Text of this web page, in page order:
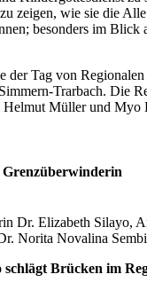
zeigen, wie sie die
besonders im Blick
der Tag von
Trarbach. Die
Helmut Müller und Myo
Dr. Elizabeth Silayo,
Norita Novalina
schlägt Brücken im